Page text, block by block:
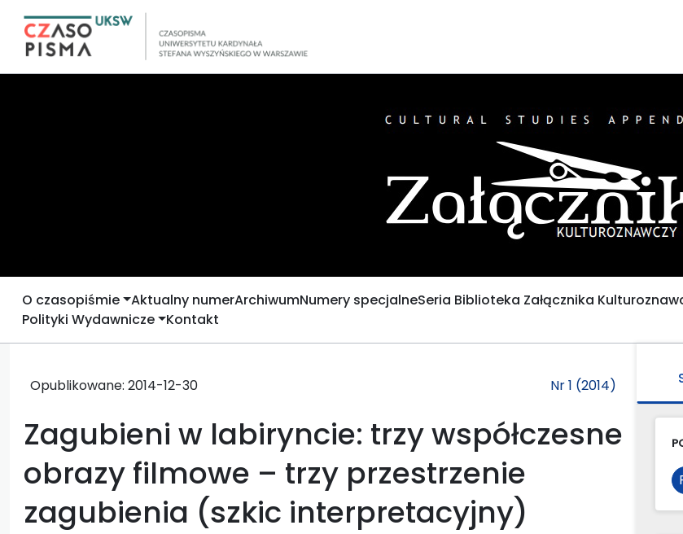
O czasopiśmie Aktualny numerArchiwumNumery specjalneSeria Biblioteka Załącznika
Polityki Wydawnicze Kontakt
Opublikowane: 2014-12-30 Nr 1 (2014)
Zagubieni w labiryncie: trzy współczesne
obrazy filmowe – trzy przestrzenie
zagubienia (szkic interpretacyjny)